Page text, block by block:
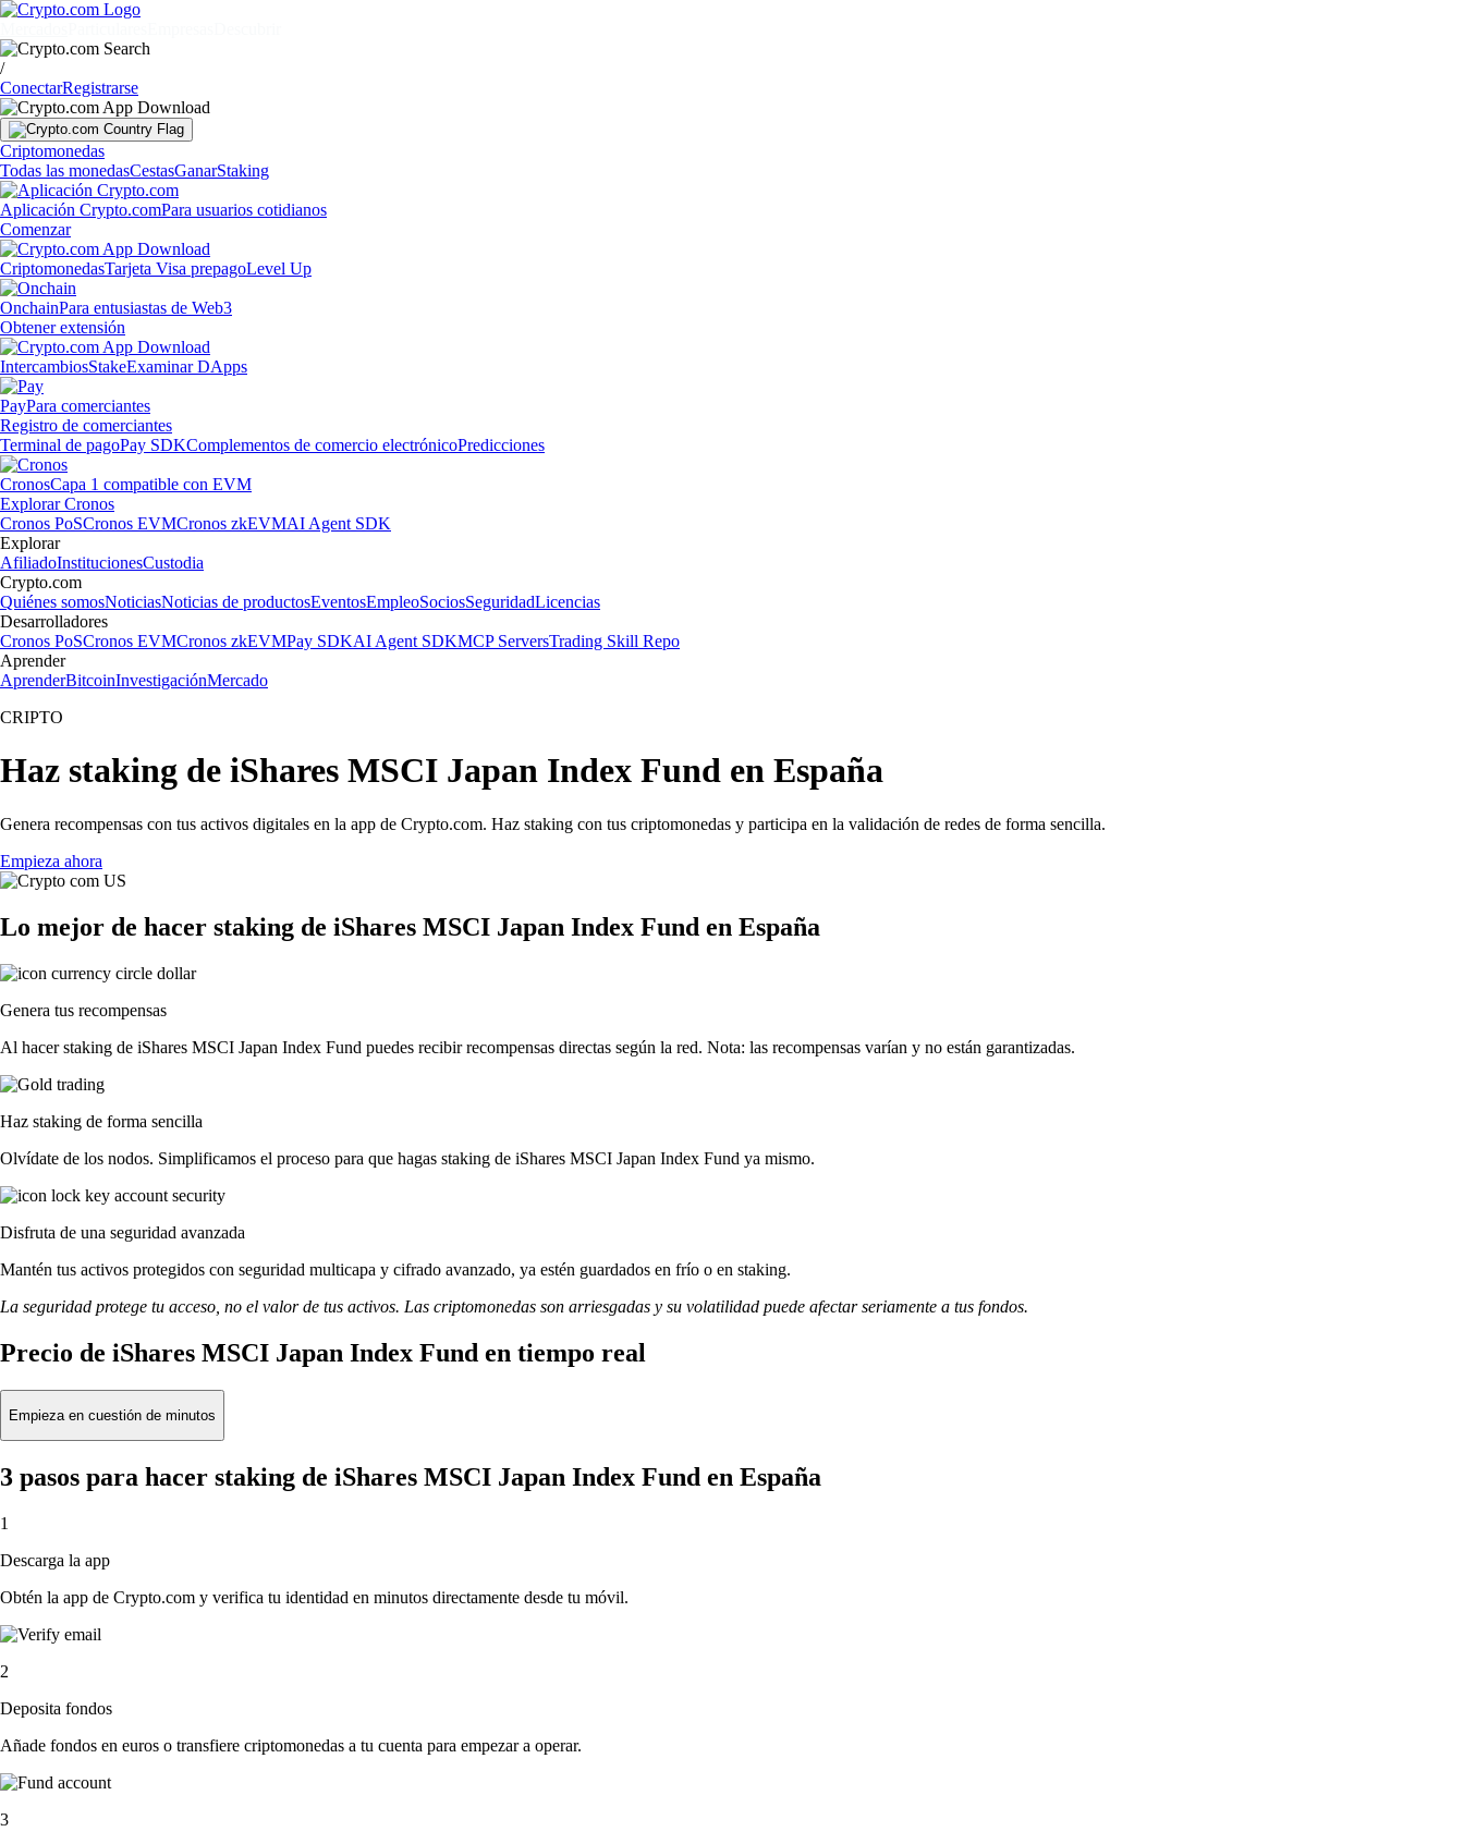
/
ConectarRegistrarse
Criptomonedas
Todas las monedasCestasGanarStaking
Aplicación Crypto.comPara usuarios cotidianos
Comenzar
CriptomonedasTarjeta Visa prepagoLevel Up
OnchainPara entusiastas de Web3
Obtener extensión
IntercambiosStakeExaminar DApps
PayPara comerciantes
Registro de comerciantes
Terminal de pagoPay SDKComplementos de comercio electrónicoPredicciones
CronosCapa 1 compatible con EVM
Explorar Cronos
Cronos PoSCronos EVMCronos zkEVMAI Agent SDK
Explorar
AfiliadoInstitucionesCustodia
Crypto.com
Quiénes somosNoticiasNoticias de productosEventosEmpleoSociosSeguridadLicencias
Desarrolladores
Cronos PoSCronos EVMCronos zkEVMPay SDKAI Agent SDKMCP ServersTrading Skill Repo
Aprender
AprenderBitcoinInvestigaciónMercado
CRIPTO
Haz staking de iShares MSCI Japan Index Fund en España
Genera recompensas con tus activos digitales en la app de Crypto.com. Haz staking con tus criptomonedas y participa en la validación de redes de forma sencilla.
Empieza ahora
Lo mejor de hacer staking de iShares MSCI Japan Index Fund en España
Genera tus recompensas
Al hacer staking de iShares MSCI Japan Index Fund puedes recibir recompensas directas según la red. Nota: las recompensas varían y no están garantizadas.
Haz staking de forma sencilla
Olvídate de los nodos. Simplificamos el proceso para que hagas staking de iShares MSCI Japan Index Fund ya mismo.
Disfruta de una seguridad avanzada
Mantén tus activos protegidos con seguridad multicapa y cifrado avanzado, ya estén guardados en frío o en staking.
La seguridad protege tu acceso, no el valor de tus activos. Las criptomonedas son arriesgadas y su volatilidad puede afectar seriamente a tus fondos.
Precio de iShares MSCI Japan Index Fund en tiempo real
Empieza en cuestión de minutos
3 pasos para hacer staking de iShares MSCI Japan Index Fund en España
1
Descarga la app
Obtén la app de Crypto.com y verifica tu identidad en minutos directamente desde tu móvil.
2
Deposita fondos
Añade fondos en euros o transfiere criptomonedas a tu cuenta para empezar a operar.
3